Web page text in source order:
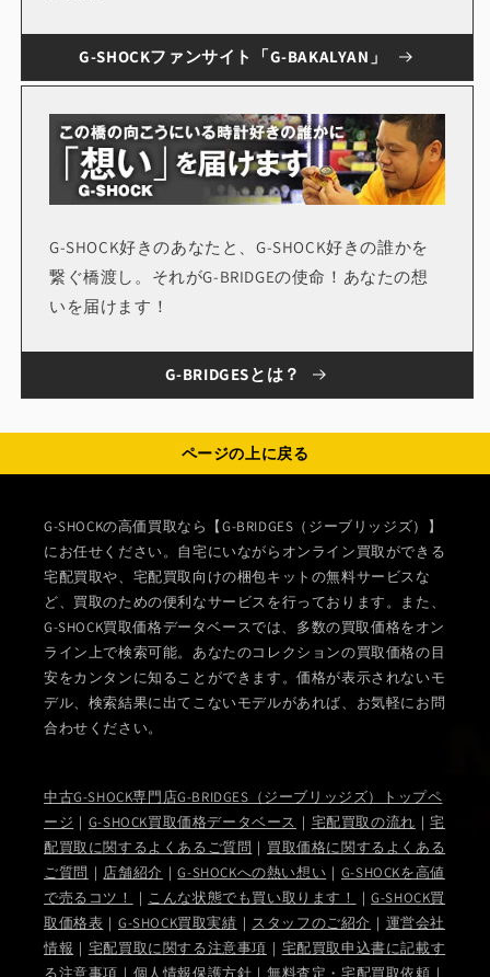
G-SHOCKファンサイト「G-BAKALYAN」
G-SHOCK好きのあなたと、G-SHOCK好きの誰かを
繋ぐ橋渡し。それがG-BRIDGEの使命！あなたの想
いを届けます！
G-BRIDGESとは？
ページの上に戻る
G-SHOCKの高価買取なら【G-BRIDGES（ジーブリッジズ）】
にお任せください。自宅にいながらオンライン買取ができる
宅配買取や、宅配買取向けの梱包キットの無料サービスな
ど、買取のための便利なサービスを行っております。また、
G-SHOCK買取価格データベースでは、多数の買取価格をオン
ライン上で検索可能。あなたのコレクションの買取価格の目
安をカンタンに知ることができます。価格が表示されないモ
デル、検索結果に出てこないモデルがあれば、お気軽にお問
合わせください。
中古G-SHOCK専門店G-BRIDGES（ジーブリッジズ）トップペ
ージ ｜ G-SHOCK買取価格データベース ｜ 宅配買取の流れ ｜宅
配買取に関するよくあるご質問 ｜ 買取価格に関するよくある
ご質問 ｜ 店舗紹介 ｜G-SHOCKへの熱い想い ｜ G-SHOCKを高値
で売るコツ！
｜ こんな状態でも買い取ります！ ｜G-SHOCK買
取価格表 ｜G-SHOCK買取実績 ｜ スタッフのご紹介 ｜ 運営会社
情報 ｜ 宅配買取に関する注意事項 ｜ 宅配買取申込書に記載す
る注意事項 ｜ 個人情報保護方針 ｜無料査定・宅配買取依頼 ｜